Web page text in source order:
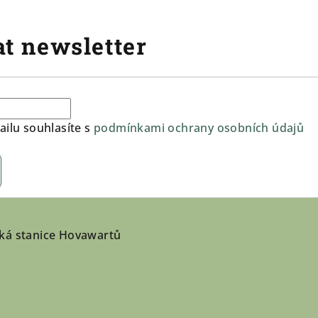
newsletter
souhlasíte s podmínkami ochrany osobních údajů
stanice Hovawartů